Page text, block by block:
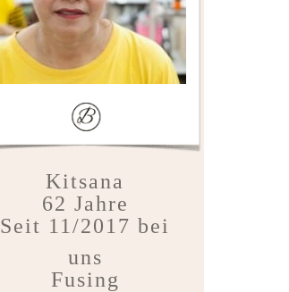
Kitsana
62 Jahre
Seit 11/2017 bei
uns
Fusing